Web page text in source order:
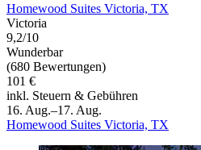
Homewood Suites Victoria, TX
Victoria
9,2/10
Wunderbar
(680 Bewertungen)
101 €
inkl. Steuern & Gebühren
16. Aug.–17. Aug.
Homewood Suites Victoria, TX